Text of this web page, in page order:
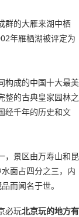
群的大雁来湖中栖
年雁栖湖被评定为
构成的中国十大最美
整的古典皇家园林之
经千年的历史和文
，景区由万寿山和昆
面占四分之三，内
而闻名于世。
必玩北京玩的地方有